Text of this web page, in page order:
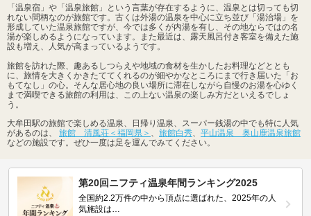
「温泉宿」や「温泉旅館」という言葉が存在するように、温泉とは切っても切
れない間柄なのが旅館です。古くは外湯の温泉を中心に立ち並び「湯治場」を
形成していた温泉旅館ですが、今では多くが内湯を有し、その地ならではの名
湯が楽しめるようになっています。また最近は、露天風呂付き客室を備えた施
設も増え、人気が高まっているようです。
旅館を訪れた際、趣あるしつらえや地域の食材を生かしたお料理などととも
に、旅情を大きくかきたててくれるのが細やかなところにまで行き届いた「お
もてなし」の心。そんな居心地の良い場所に滞在しながら自慢のお湯を心ゆく
まで満喫できる旅館の利用は、この上ない温泉の楽しみ方だといえるでしょ
う。
大牟田駅の旅館で楽しめる温泉、日帰り温泉、スーパー銭湯の中でも特に人気
があるのは、 旅館 清風荘＜福岡県＞ 旅館白秀
平山温泉 奥山鹿温泉旅館
などの施設です。ぜひ一度は足を運んでみてください。
第20回ニフティ温泉年間ランキング2025
全国約2.2万件の中から頂点に選ばれた、2025年の人
気施設は…